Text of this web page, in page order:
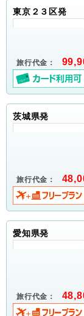
東京２３区発
旅行代金：
茨城県発
旅行代金：
愛知県発
旅行代金：